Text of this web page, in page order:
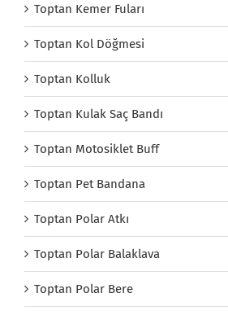
Toptan Kemer Fuları
Toptan Kol Döğmesi
Toptan Kolluk
Toptan Kulak Saç Bandı
Toptan Motosiklet Buff
Toptan Pet Bandana
Toptan Polar Atkı
Toptan Polar Balaklava
Toptan Polar Bere